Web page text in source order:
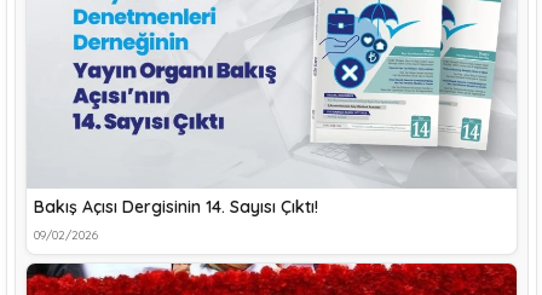
Bakış Açısı Dergisinin 14. Sayısı Çıktı!
09/02/2026